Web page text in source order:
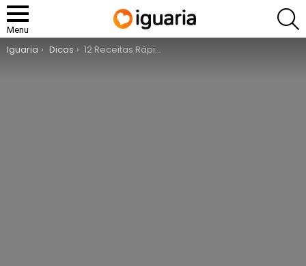
Menu
You are here:
Iguaria Dicas 12 Receitas Rápidas para o Jantar